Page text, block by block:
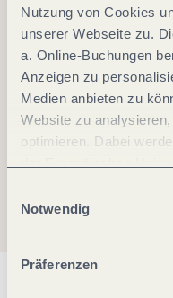
Nutzung von Cookies
unserer Webseite zu.
a. Online-Buchungen
Anzeigen zu
Medien anbieten zu
Website zu
optimieren. Dabei
jederzeit widerrufen
ablehnen" kann es zu
Notwendig
Präferenzen